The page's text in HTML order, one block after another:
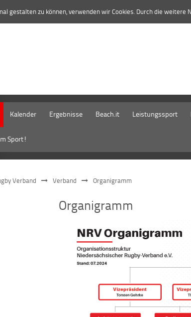
Kalender Ergebnisse Beach.it Leistungssport
Sport!
Verband Verband Organigramm
Organigramm
gestalten zu können, verwenden wir Cookies. Durch die